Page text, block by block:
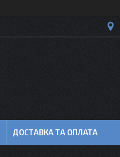
ДОСТАВКА ТА ОПЛАТА